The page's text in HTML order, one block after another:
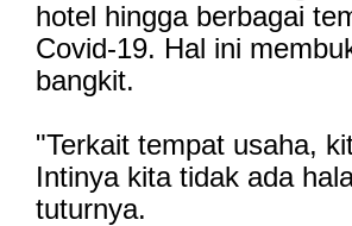
hotel hingga berbagai
Covid-19. Hal ini
bangkit.
"Terkait tempat usaha,
Intinya kita tidak ada
tuturnya.